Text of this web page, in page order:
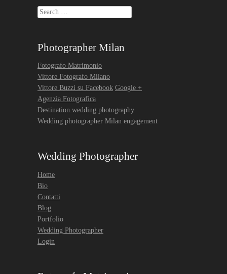
Search
Photographer Milan
Fotografo Matrimonio
Vittore Fotografo Milano
Vittore Buzzi su Facebook Google +
Agenzia Fotografica
Destination wedding photography
Wedding photographer Milan engagement
Wedding Photographer
Home
Bio
Contatti
Blog
Portfolio
Wedding Photographer
Login